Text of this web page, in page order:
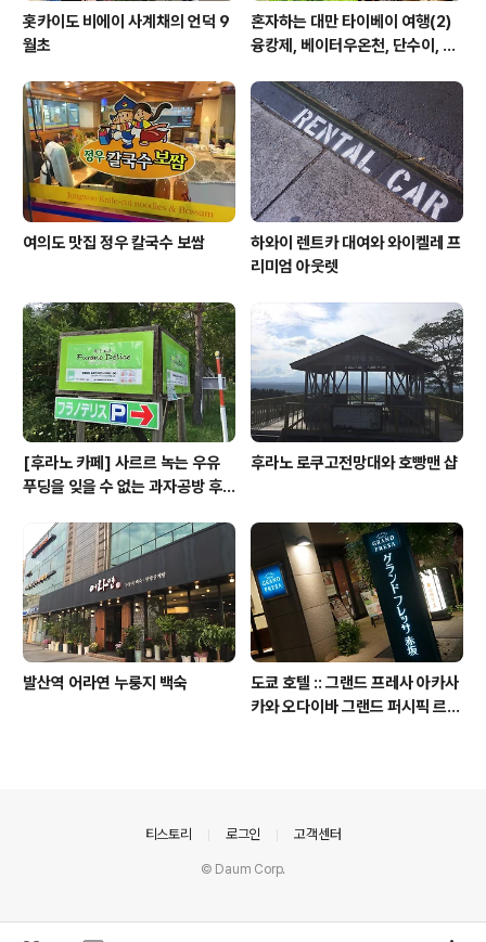
홋카이도 비에이 사계채의 언덕 9
월초
혼자하는 대만 타이베이 여행(2)
융캉제, 베이터우온천, 단수이, 스
여의도 맛집 정우 칼국수 보쌈
하와이 렌트카 대여와 와이켈레 프
리미엄 아웃렛
[후라노 카페] 사르르 녹는 우유
푸딩을 잊을 수 없는 과자공방 후
후라노 로쿠고전망대와 호빵맨 샵
발산역 어라연 누룽지 백숙
도쿄 호텔 :: 그랜드 프레사 아카사
카와 오다이바 그랜드 퍼시픽 르
티스토리 로그인 고객센터
© Daum Corp.